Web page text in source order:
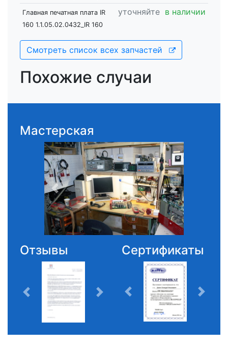
Главная печатная плата IR
160 1.1.05.02.0432_IR 160
уточняйте в наличии
Смотреть список всех запчастей
Похожие случаи
Мастерская
Отзывы Сертификаты